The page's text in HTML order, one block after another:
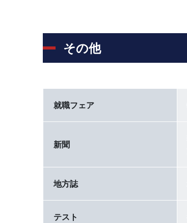
その他
就職フェア
新聞
地方誌
テスト